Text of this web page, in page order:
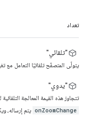
تعداد
"تلقائي"
يتولّى المتصفّح تلقائيًا التعامل مع
"يدوي"
تتجاوز هذه القيمة المعالجة
onZoomChange يتم إرساله،